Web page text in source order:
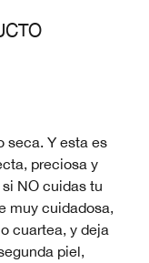
seca. Y esta es
preciosa y
NO cuidas tu
muy cuidadosa,
cuartea, y deja
piel,